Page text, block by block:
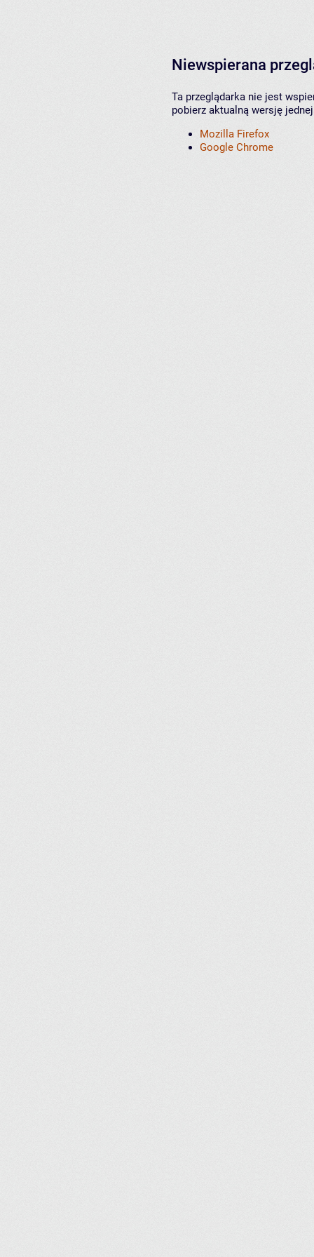
Niewspierana
Ta przeglądarka nie jest
pobierz aktualną wersję
Mozilla Firefox
Google Chrome